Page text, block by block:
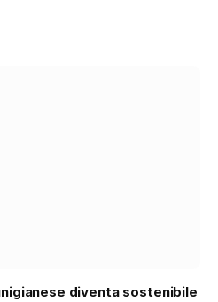
diventa sostenibile